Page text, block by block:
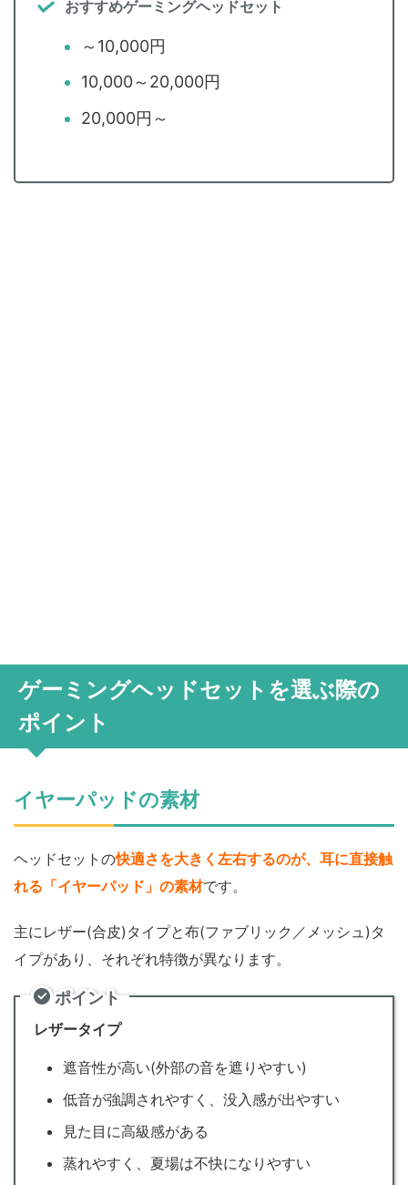
おすすめゲーミングヘッドセット
～10,000円
10,000～20,000円
20,000円～
ゲーミングヘッドセットを選ぶ際の
ポイント
イヤーパッドの素材
ヘッドセットの快適さを大きく左右するのが、耳に直接触
れる「イヤーパッド」の素材です。
主にレザー(合皮)タイプと布(ファブリック／メッシュ)タ
イプがあり、それぞれ特徴が異なります。
ポイント
レザータイプ
遮音性が高い(外部の音を遮りやすい)
低音が強調されやすく、没入感が出やすい
見た目に高級感がある
蒸れやすく、夏場は不快になりやすい